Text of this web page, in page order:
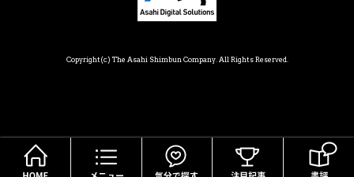
Copyright(c) The Asahi Shimbun Company. All Rights Reserved.